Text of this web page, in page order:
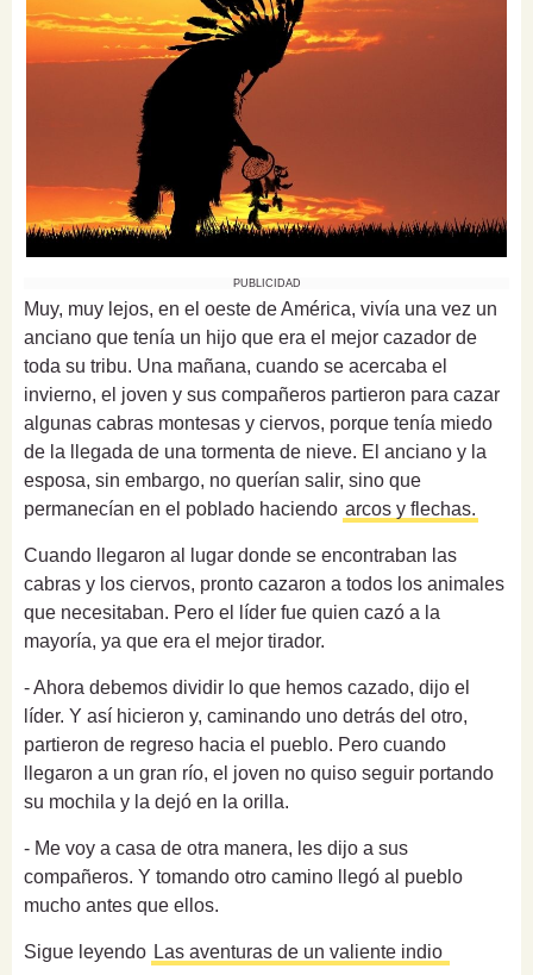
PUBLICIDAD
Muy, muy lejos, en el oeste de América, vivía una vez un
anciano que tenía un hijo que era el mejor cazador de
toda su tribu. Una mañana, cuando se acercaba el
invierno, el joven y sus compañeros partieron para cazar
algunas cabras montesas y ciervos, porque tenía miedo
de la llegada de una tormenta de nieve. El anciano y la
esposa, sin embargo, no querían salir, sino que
permanecían en el poblado haciendo arcos y flechas.
Cuando llegaron al lugar donde se encontraban las
cabras y los ciervos, pronto cazaron a todos los animales
que necesitaban. Pero el líder fue quien cazó a la
mayoría, ya que era el mejor tirador.
- Ahora debemos dividir lo que hemos cazado, dijo el
líder. Y así hicieron y, caminando uno detrás del otro,
partieron de regreso hacia el pueblo. Pero cuando
llegaron a un gran río, el joven no quiso seguir portando
su mochila y la dejó en la orilla.
- Me voy a casa de otra manera, les dijo a sus
compañeros. Y tomando otro camino llegó al pueblo
mucho antes que ellos.
Sigue leyendo Las aventuras de un valiente indio